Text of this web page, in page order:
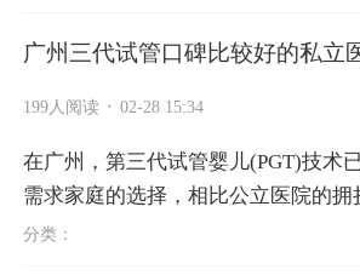
广州三代试管口碑比较好的私立
199人阅读 · 02-28 15:34
在广州，第三代试管婴儿(PGT)技术
需求家庭的选择，相比公立医院的拥
倾向于服务更贴心、流程更便捷的私
分类：